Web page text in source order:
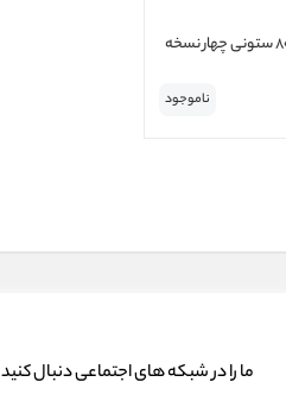
ناموجود
ما را در شبكه های اجتماعی دنبال کنید